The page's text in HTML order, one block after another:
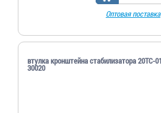
Оптовая поставка
втулка кронштейна стабилизатора 20ТС-
30020